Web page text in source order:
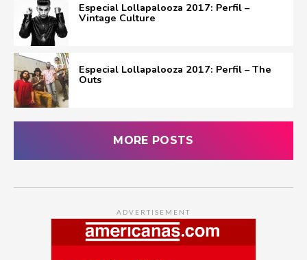
Especial Lollapalooza 2017: Perfil –
Vintage Culture
Especial Lollapalooza 2017: Perfil – The
Outs
MORE POSTS
ADVERTISEMENT